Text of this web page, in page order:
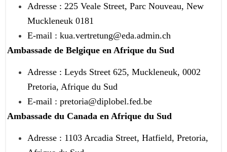
Adresse : 225 Veale Street, Parc Nouveau, New
Muckleneuk 0181
E-mail : kua.vertretung@eda.admin.ch
Ambassade de Belgique en Afrique du Sud
Adresse : Leyds Street 625, Muckleneuk, 0002
Pretoria, Afrique du Sud
E-mail : pretoria@diplobel.fed.be
Ambassade du Canada en Afrique du Sud
Adresse : 1103 Arcadia Street, Hatfield, Pretoria,